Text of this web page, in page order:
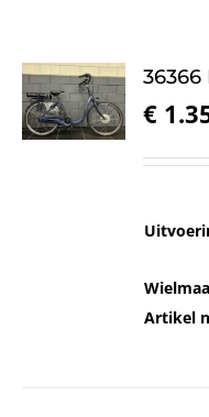
36366
€
Artikel